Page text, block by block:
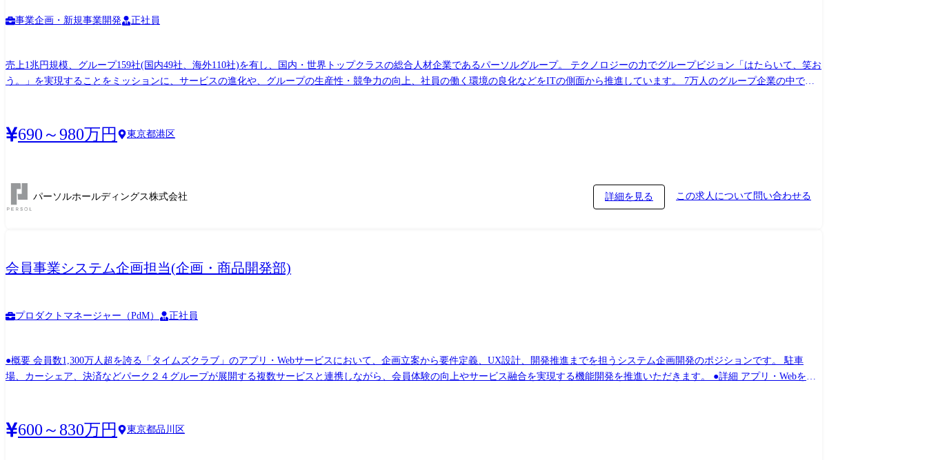
事業企画・新規事業開発 正社員
売上1兆円規模、グループ159社(国内49社、海外110社)を有し、国内・世界トップクラスの総合人材企業であるパーソルグループ。 テクノロジーの力でグループビジョン「はたらいて、笑お
う。」を実現することをミッションに、サービスの進化や、グループの生産性・競争力の向上、社員の働く環境の良化などをITの側面から推進しています。 7万人のグループ企業の中で、
的にスキルを伸ばせる役割設計です。ご経験に応じて以下をお任せします。 ・法務/セキュリティ/企画・開発など関係部門と連携し、AI活用の方針・ルールづくりの企画、推進 ・国内外グ
ループ会社との協働によるAIガバナンス体制強化の支援(現状整理、課題抽出、改善提案) ・AI導入に伴うリスクの整理・評価の支援、および実務に即したコントロール案の検討 ・リスク管
体制の構築 ・グループ横断のAIガバナンス審議会の運営 ・グループ会社向けAIガバナンス運用支援 ●配属組織 ・AIガバナンス部 AIガバナンス室:グループのAI利活用推進・ガバナンスを
ミッションとして2025年度に新設された立ち上げ期の組織です。 ・立場に関わらず意見を伝え合う風通しの良い社風です。また、主体的な言動や意志を尊重し裁量ある働き方ができる環境
690～980万円 東京都港区
パーソルホールディングス株式会社 詳細を見る この求人について問い合わせる
会員事業システム企画担当(企画・商品開発部)
プロダクトマネージャー（PdM） 正社員
●概要 会員数1,300万人超を誇る「タイムズクラブ」のアプリ・Webサービスにおいて、企画立案から要件定義、UX設計、開発推進までを担うシステム企画開発のポジションです。 駐車
場、カーシェア、決済などパーク２４グループが展開する複数サービスと連携しながら、会員体験の向上やサービス融合を実現する機能開発を推進いただきます。 ●詳細 アプリ・Webを中
スとの連携機能開発 会員数1,300万人超の会員基盤を支えるシステム企画担当として、要件定義からUX設計、プロジェクト推進まで一貫して携わり、サービス価値向上を実現していただき
ます。 ※ご経験・スキル・ご志向を考慮のうえ、担当業務を決定します。
600～830万円 東京都品川区